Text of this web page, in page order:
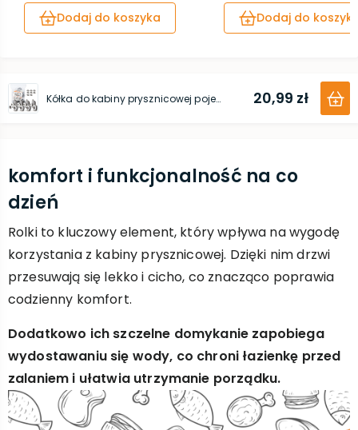
Dodaj do koszyka Dodaj do
Kółka do kabiny prysznicowej pojedyncze - rolki górne 4 szt., rolki dolne 4 szt., zestaw zaślepek 20,99 zł
komfort i funkcjonalność na co
dzień
Rolki to kluczowy element, który wpływa na wygodę
korzystania z kabiny prysznicowej. Dzięki nim drzwi
przesuwają się lekko i cicho, co znacząco poprawia
codzienny komfort.
Dodatkowo ich szczelne domykanie zapobiega
wydostawaniu się wody, co chroni łazienkę przed
zalaniem i ułatwia utrzymanie porządku.